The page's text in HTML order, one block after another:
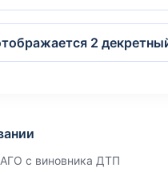
2
с виновника ДТП